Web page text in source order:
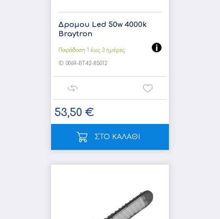
Δρομου Led 50w 4000k
Braytron
Παράδοση 1 έως 3 ημέρες
ID: 0069-BT42-85012
53,50 €
ΣΤΟ ΚΑΛΑΘΙ